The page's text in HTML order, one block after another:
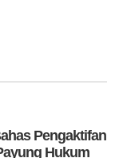
Pengaktifan
Hukum